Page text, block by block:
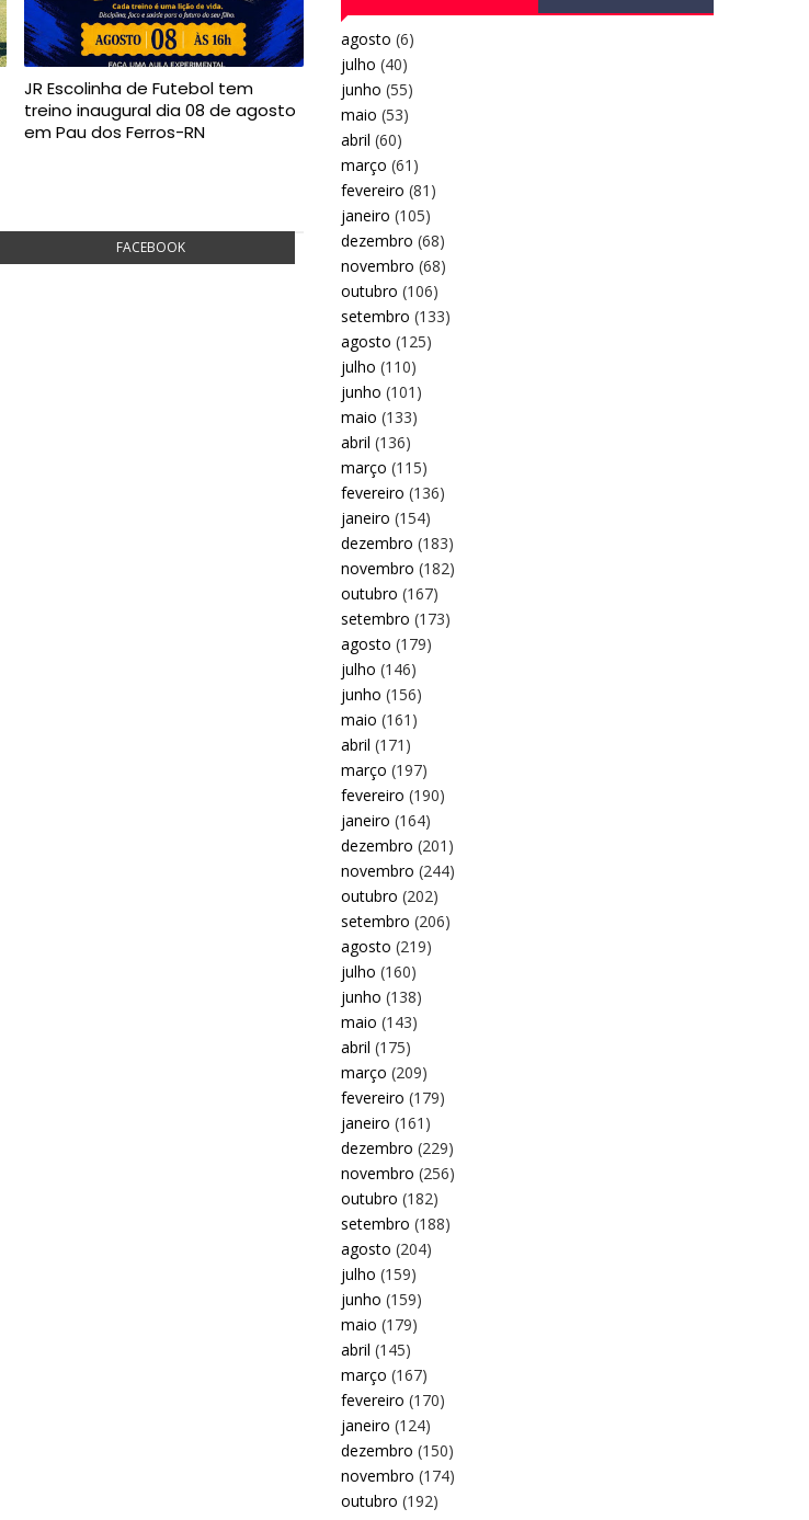
JR Escolinha de Futebol tem
treino inaugural dia 08 de agosto
em Pau dos Ferros-RN
FACEBOOK
agosto (6)
julho (40)
junho (55)
maio (53)
abril (60)
março (61)
fevereiro (81)
janeiro (105)
dezembro (68)
novembro (68)
outubro (106)
setembro (133)
agosto (125)
julho (110)
junho (101)
maio (133)
abril (136)
março (115)
fevereiro (136)
janeiro (154)
dezembro (183)
novembro (182)
outubro (167)
setembro (173)
agosto (179)
julho (146)
junho (156)
maio (161)
abril (171)
março (197)
fevereiro (190)
janeiro (164)
dezembro (201)
novembro (244)
outubro (202)
setembro (206)
agosto (219)
julho (160)
junho (138)
maio (143)
abril (175)
março (209)
fevereiro (179)
janeiro (161)
dezembro (229)
novembro (256)
outubro (182)
setembro (188)
agosto (204)
julho (159)
junho (159)
maio (179)
abril (145)
março (167)
fevereiro (170)
janeiro (124)
dezembro (150)
novembro (174)
outubro (192)